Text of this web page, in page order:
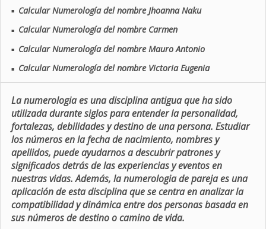
■ Calcular Numerología del nombre Jhoanna Naku
■ Calcular Numerología del nombre Carmen
■ Calcular Numerología del nombre Mauro Antonio
■ Calcular Numerología del nombre Victoria Eugenia
La numerologia es una disciplina antigua que ha sido
utilizada durante siglos para entender la personalidad,
fortalezas, debilidades y destino de una persona. Estudiar
los números en la fecha de nacimiento, nombres y
apellidos, puede ayudarnos a descubrir patrones y
significados detrás de las experiencias y eventos en
nuestras vidas. Además, la numerologia de pareja es una
aplicación de esta disciplina que se centra en analizar la
compatibilidad y dinámica entre dos personas basada en
sus números de destino o camino de vida.